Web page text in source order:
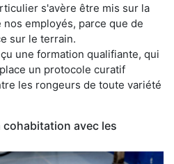
s'avère être mis sur la
employés, parce que de
sur le terrain.
une formation qualifiante, qui
un protocole curatif
les rongeurs de toute variété
avec les